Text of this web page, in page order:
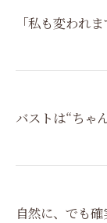
「私も変われま
バストは“ちゃ
自然に、でも確